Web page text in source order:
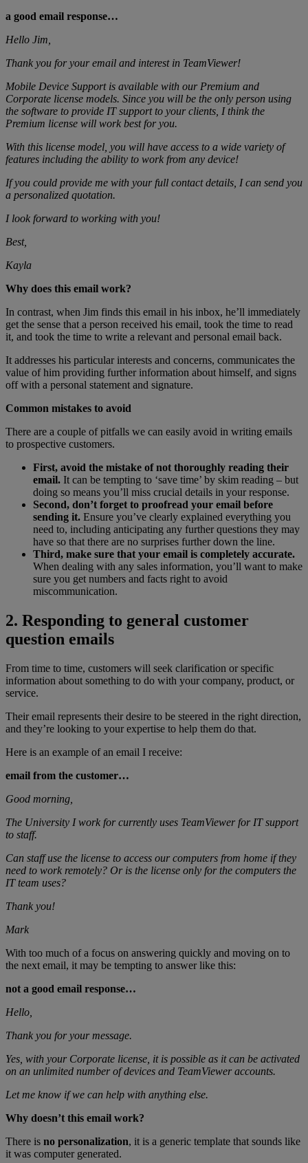
a good email response…
Hello Jim,
Thank you for your email and interest in TeamViewer!
Mobile Device Support is available with our Premium and
Corporate license models. Since you will be the only person using
the software to provide IT support to your clients, I think the
Premium license will work best for you.
With this license model, you will have access to a wide variety of
features including the ability to work from any device!
If you could provide me with your full contact details, I can send you
a personalized quotation.
I look forward to working with you!
Best,
Kayla
Why does this email work?
In contrast, when Jim finds this email in his inbox, he’ll immediately
get the sense that a person received his email, took the time to read
it, and took the time to write a relevant and personal email back.
It addresses his particular interests and concerns, communicates the
value of him providing further information about himself, and signs
off with a personal statement and signature.
Common mistakes to avoid
There are a couple of pitfalls we can easily avoid in writing emails
to prospective customers.
First, avoid the mistake of not thoroughly reading their
email. It can be tempting to ‘save time’ by skim reading – but
doing so means you’ll miss crucial details in your response.
Second, don’t forget to proofread your email before
sending it. Ensure you’ve clearly explained everything you
need to, including anticipating any further questions they may
have so that there are no surprises further down the line.
Third, make sure that your email is completely accurate.
When dealing with any sales information, you’ll want to make
sure you get numbers and facts right to avoid
miscommunication.
2. Responding to general customer
question emails
From time to time, customers will seek clarification or specific
information about something to do with your company, product, or
service.
Their email represents their desire to be steered in the right direction,
and they’re looking to your expertise to help them do that.
Here is an example of an email I receive:
email from the customer…
Good morning,
The University I work for currently uses TeamViewer for IT support
to staff.
Can staff use the license to access our computers from home if they
need to work remotely? Or is the license only for the computers the
IT team uses?
Thank you!
Mark
With too much of a focus on answering quickly and moving on to
the next email, it may be tempting to answer like this:
not a good email response…
Hello,
Thank you for your message.
Yes, with your Corporate license, it is possible as it can be activated
on an unlimited number of devices and TeamViewer accounts.
Let me know if we can help with anything else.
Why doesn’t this email work?
There is no personalization, it is a generic template that sounds like
it was computer generated.